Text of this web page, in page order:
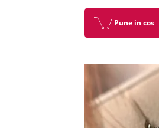
Pune in cos